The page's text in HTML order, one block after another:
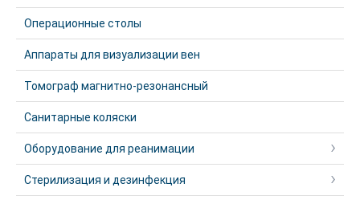
Операционные столы
Аппараты для визуализации вен
Томограф магнитно-резонансный
Санитарные коляски
Оборудование для реанимации
Стерилизация и дезинфекция